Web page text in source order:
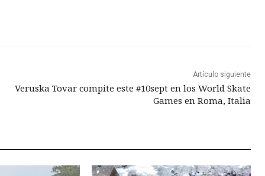
Artículo siguiente
Veruska Tovar compite este #10sept en los World Skate
Games en Roma, Italia